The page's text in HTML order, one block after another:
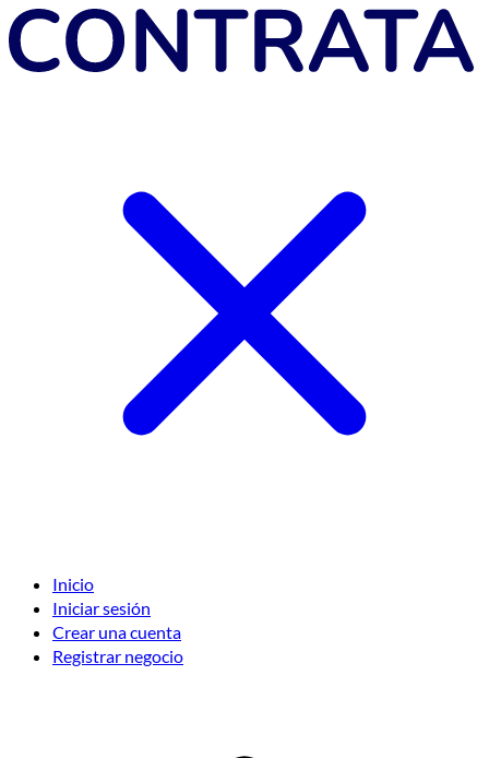
Inicio
Iniciar sesión
Crear una cuenta
Registrar negocio